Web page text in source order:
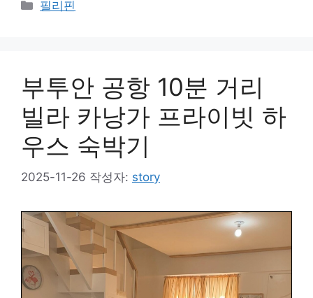
카
필리핀
부투안 공항 10분 거리
빌라 카낭가 프라이빗 하
우스 숙박기
2025-11-26 작성자: story